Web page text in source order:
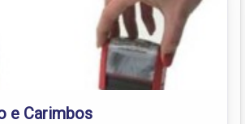
e Carimbos